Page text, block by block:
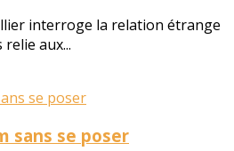
interroge la relation étrange
aux...
sans se poser